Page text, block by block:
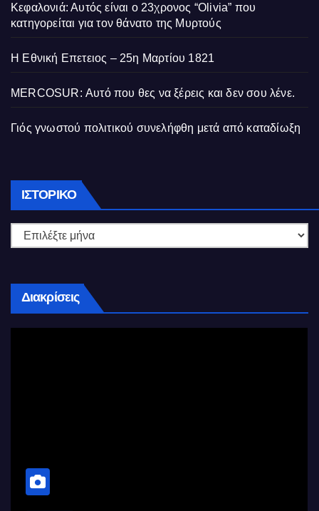
Κεφαλονιά: Αυτός είναι ο 23χρονος “Olivia” που
κατηγορείται για τον θάνατο της Μυρτούς
Η Εθνική Επετειος – 25η Μαρτίου 1821
MERCOSUR: Αυτό που θες να ξέρεις και δεν σου λένε.
Γιός γνωστού πολιτικού συνελήφθη μετά από καταδίωξη
ΙΣΤΟΡΙΚΌ Ιστορικό
Διακρίσεις